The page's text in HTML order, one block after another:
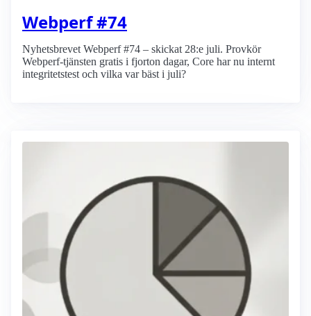
Webperf #74
Nyhetsbrevet Webperf #74 – skickat 28:e juli. Provkör
Webperf-tjänsten gratis i fjorton dagar, Core har nu internt
integritetstest och vilka var bäst i juli?